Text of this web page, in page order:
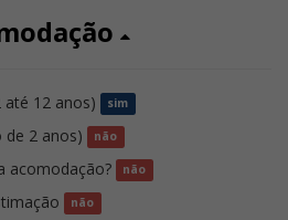
até 12 anos) sim
de 2 anos) não
acomodação? não
não